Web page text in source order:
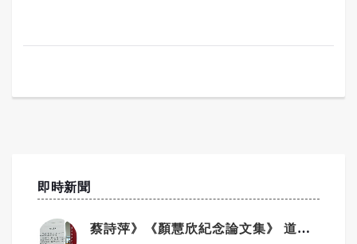
即時新聞
蔡詩萍》《顏慧欣紀念論文集》 道盡了不捨、遺憾、沉痛